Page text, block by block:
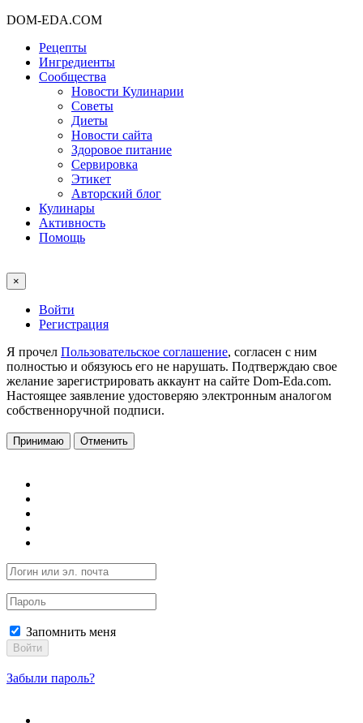
DOM-EDA.COM
Рецепты
Ингредиенты
Сообщества
Новости Кулинарии
Советы
Диеты
Новости сайта
Здоровое питание
Сервировка
Этикет
Авторский блог
Кулинары
Активность
Помощь
×
Войти
Регистрация
Я прочел Пользовательское соглашение, согласен с ним
полностью и обязуюсь его не нарушать. Подтверждаю свое
желание зарегистрировать аккаунт на сайте Dom-Eda.com.
Настоящее заявление удостоверяю электронным аналогом
собственноручной подписи.
Принимаю Отменить
Запомнить меня
Войти
Забыли пароль?